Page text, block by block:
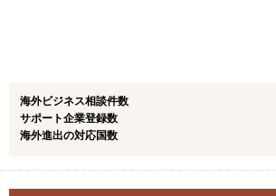
で、ぜひ一度ご相談ください。
当事務所は、日本企業が世界で活躍する
ルタントとして、企業に寄り添い、法律
いサポートをしたいと考えています。
海外ビジネス相談件数
サポート企業登録数
海外進出の対応国数